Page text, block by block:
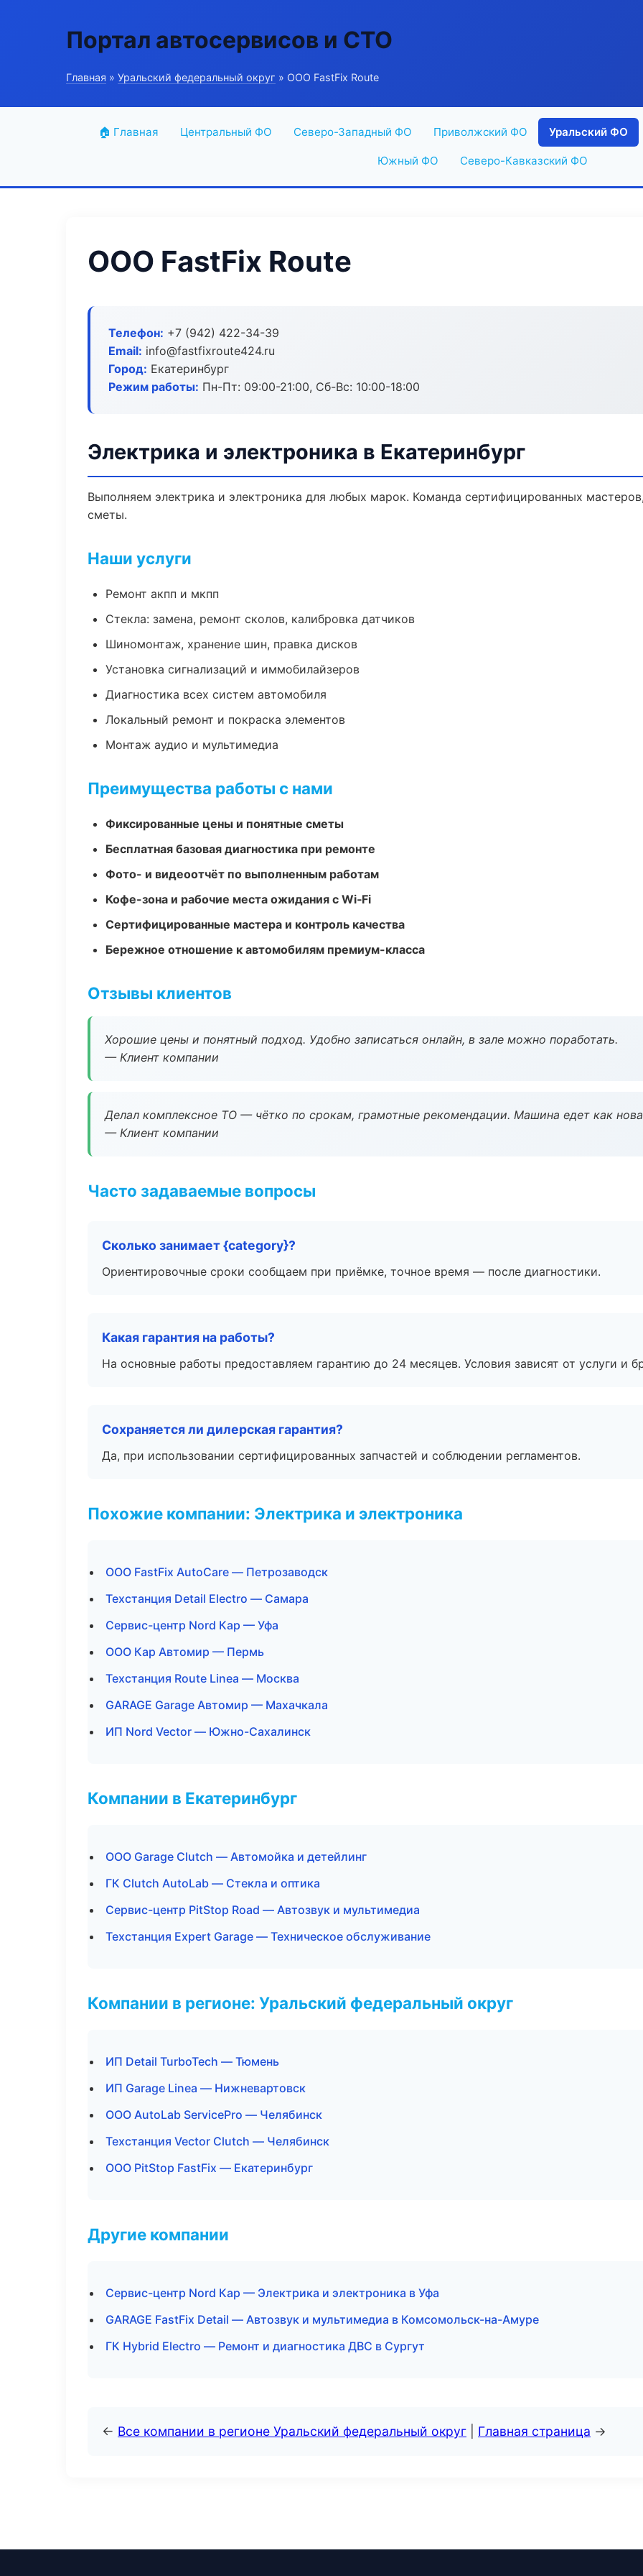
Портал автосервисов и СТО
Главная » Уральский федеральный округ » ООО FastFix Route
🏠 Главная Центральный ФО Северо-Западный ФО Приволжский ФО Уральский ФО
Южный ФО Северо-Кавказский ФО
ООО FastFix Route
Телефон: +7 (942) 422-34-39
Email: info@fastfixroute424.ru
Город: Екатеринбург
Режим работы: Пн-Пт: 09:00-21:00, Сб-Вс: 10:00-18:00
Электрика и электроника в Екатеринбург
Выполняем электрика и электроника для любых марок. Команда сертифицированных
сметы.
Наши услуги
Ремонт акпп и мкпп
Стекла: замена, ремонт сколов, калибровка датчиков
Шиномонтаж, хранение шин, правка дисков
Установка сигнализаций и иммобилайзеров
Диагностика всех систем автомобиля
Локальный ремонт и покраска элементов
Монтаж аудио и мультимедиа
Преимущества работы с нами
Фиксированные цены и понятные сметы
Бесплатная базовая диагностика при ремонте
Фото- и видеоотчёт по выполненным работам
Кофе-зона и рабочие места ожидания с Wi‑Fi
Сертифицированные мастера и контроль качества
Бережное отношение к автомобилям премиум-класса
Отзывы клиентов
Хорошие цены и понятный подход. Удобно записаться онлайн, в зале можно поработать.
— Клиент компании
Делал комплексное ТО — чётко по срокам, грамотные рекомендации. Машина едет как
— Клиент компании
Часто задаваемые вопросы
Сколько занимает {category}?
Ориентировочные сроки сообщаем при приёмке, точное время — после диагностики.
Какая гарантия на работы?
На основные работы предоставляем гарантию до 24 месяцев. Условия зависят от услуги и
Сохраняется ли дилерская гарантия?
Да, при использовании сертифицированных запчастей и соблюдении регламентов.
Похожие компании: Электрика и электроника
ООО FastFix AutoCare — Петрозаводск
Техстанция Detail Electro — Самара
Сервис-центр Nord Кар — Уфа
ООО Кар Автомир — Пермь
Техстанция Route Linea — Москва
GARAGE Garage Автомир — Махачкала
ИП Nord Vector — Южно-Сахалинск
Компании в Екатеринбург
ООО Garage Clutch — Автомойка и детейлинг
ГК Clutch AutoLab — Стекла и оптика
Сервис-центр PitStop Road — Автозвук и мультимедиа
Техстанция Expert Garage — Техническое обслуживание
Компании в регионе: Уральский федеральный округ
ИП Detail TurboTech — Тюмень
ИП Garage Linea — Нижневартовск
ООО AutoLab ServicePro — Челябинск
Техстанция Vector Clutch — Челябинск
ООО PitStop FastFix — Екатеринбург
Другие компании
Сервис-центр Nord Кар — Электрика и электроника в Уфа
GARAGE FastFix Detail — Автозвук и мультимедиа в Комсомольск-на-Амуре
ГК Hybrid Electro — Ремонт и диагностика ДВС в Сургут
← Все компании в регионе Уральский федеральный округ Главная страница →